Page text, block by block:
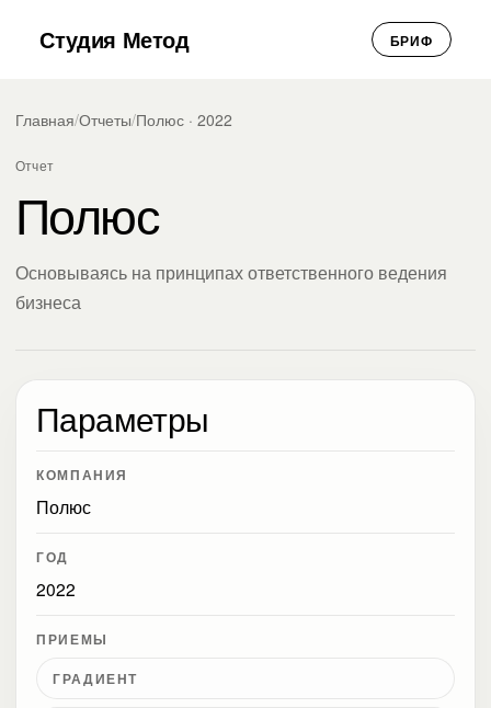
Студия Метод БРИФ
Главная/Отчеты/Полюс · 2022
Отчет
Полюс
Основываясь на принципах ответственного ведения
бизнеса
Параметры
КОМПАНИЯ
Полюс
ГОД
2022
ПРИЕМЫ
ГРАДИЕНТ